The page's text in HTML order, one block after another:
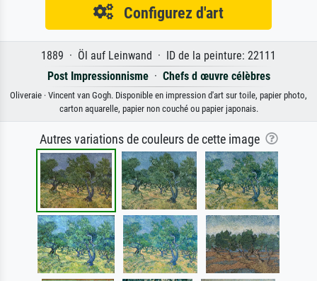
Configurez d'art
1889 · Öl auf Leinwand · ID de la peinture: 22111
Post Impressionnisme· Chefs d œuvre célèbres
Oliveraie · Vincent van Gogh. Disponible en impression d'art sur toile, papier photo,
carton aquarelle, papier non couché ou papier japonais.
Autres variations de couleurs de cette image